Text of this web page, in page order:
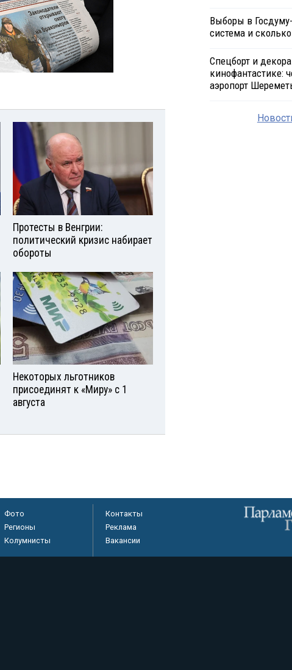
Протесты в Венгрии:
политический кризис набирает
обороты
Некоторых льготников
присоединят к «Миру» с 1
августа
Выборы в
система и
Спецборт и
кинофантастике:
аэропорт
Фото
Регионы
Колумнисты
Контакты
Реклама
Вакансии